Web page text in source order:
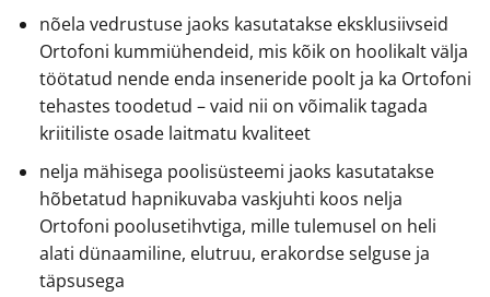
nõela vedrustuse jaoks kasutatakse eksklusiivseid
Ortofoni kummiühendeid, mis kõik on hoolikalt välja
töötatud nende enda inseneride poolt ja ka Ortofoni
tehastes toodetud – vaid nii on võimalik tagada
kriitiliste osade laitmatu kvaliteet
nelja mähisega poolisüsteemi jaoks kasutatakse
hõbetatud hapnikuvaba vaskjuhti koos nelja
Ortofoni poolusetihvtiga, mille tulemusel on heli
alati dünaamiline, elutruu, erakordse selguse ja
täpsusega